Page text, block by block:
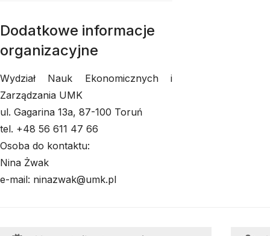
Dodatkowe informacje
organizacyjne
Wydział Nauk Ekonomicznych i
Zarządzania UMK
ul. Gagarina 13a, 87-100 Toruń
tel. +48 56 611 47 66
Osoba do kontaktu:
Nina Żwak
e-mail: ninazwak@umk.pl